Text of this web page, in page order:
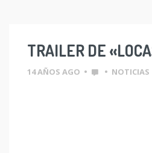
TRAILER DE
14 AÑOS AGO • • NOTICIAS